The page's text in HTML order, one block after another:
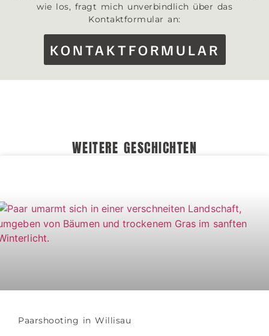
wie los, fragt mich unverbindlich über das
Kontaktformular an:
KONTAKTFORMULAR
WEITERE GESCHICHTEN
Paarshooting in Willisau